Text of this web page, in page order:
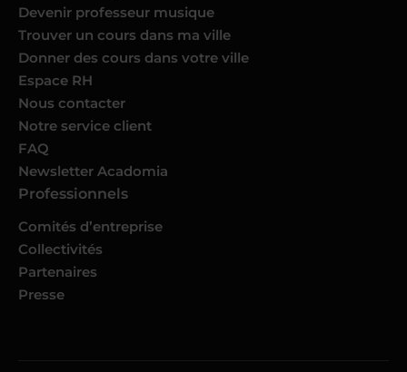
Devenir professeur musique
Trouver un cours dans ma ville
Donner des cours dans votre ville
Espace RH
Nous contacter
Notre service client
FAQ
Newsletter Acadomia
Professionnels
Comités d’entreprise
Collectivités
Partenaires
Presse